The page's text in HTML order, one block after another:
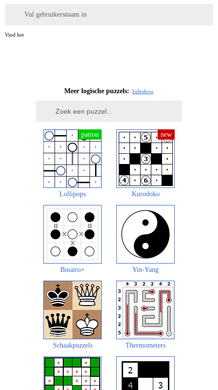
Vul gebruikersnaam in
Vind het
Meer logische puzzels: hideshow
Lollipops Kurodoko
Binairo+ Yin-Yang
Schaakpuzzels Thermometers